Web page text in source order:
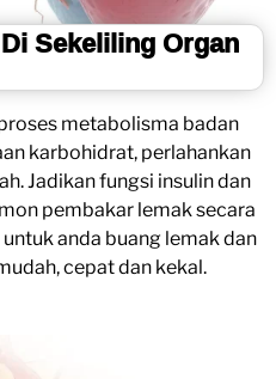
Sekeliling Organ
metabolisma badan
karbohidrat, perlahankan
Jadikan fungsi insulin dan
pembakar lemak secara
anda buang lemak dan
cepat dan kekal.